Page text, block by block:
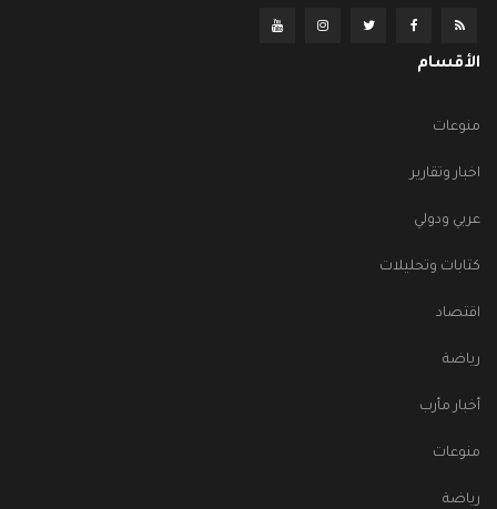
الأقسام
منوعات
اخبار وتقارير
عربي ودولي
كتابات وتحليلات
اقتصاد
رياضة
أخبار مأرب
منوعات
رياضة